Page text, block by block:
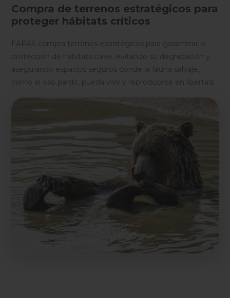
Compra de terrenos estratégicos para
proteger hábitats críticos
FAPAS compra terrenos estratégicos para garantizar la
protección de hábitats clave, evitando su degradación y
asegurando espacios seguros donde la fauna salvaje,
como el oso pardo, pueda vivir y reproducirse en libertad.